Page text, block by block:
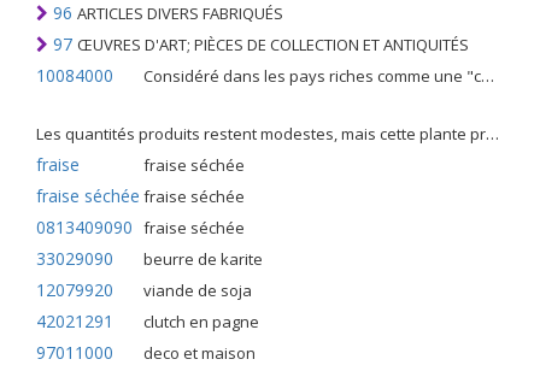
96 ARTICLES DIVERS FABRIQUÉS
97 ŒUVRES D'ART; PIÈCES DE COLLECTION ET ANTIQUITÉS
10084000 Considéré dans les pays riches comme une "céréale mineure", le fonio blanc est une graminée de la famille des poaceae cultivée pour ses graines dans certaines régions d'Afrique.
Les quantités produits restent modestes, mais cette plante présente malgré tout de nombreuses qualités. Elle est utilisé dans l'alimentation humaine et entre dans la préparation de nombreuses recettes traditionnelles africaines comme le couscous, la bouillie, les boulettes, les beignets et même le pain.
fraise fraise séchée
fraise séchée fraise séchée
0813409090 fraise séchée
33029090 beurre de karite
12079920 viande de soja
42021291 clutch en pagne
97011000 deco et maison